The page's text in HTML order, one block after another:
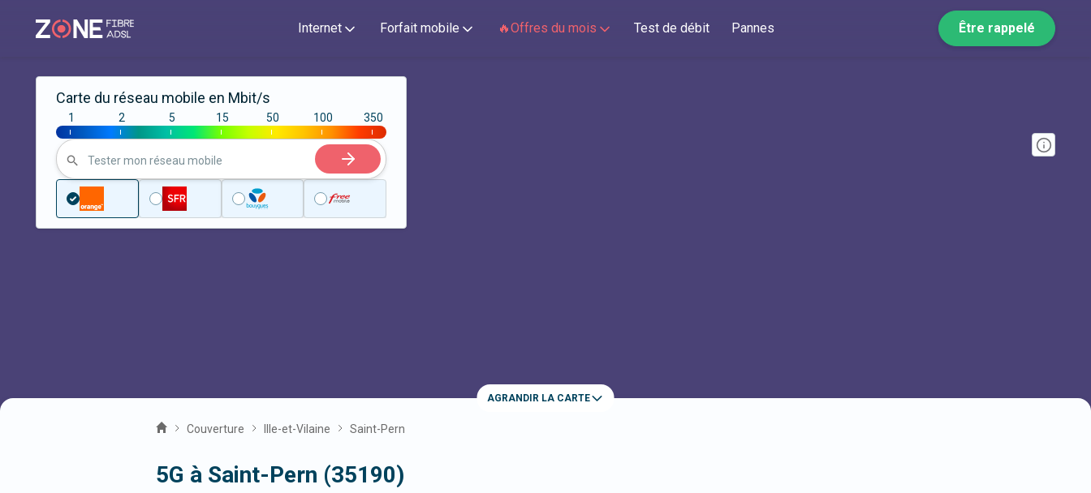
Internet Forfait mobile 🔥Offres du mois Test de débit Pannes Être rappelé
Carte du réseau mobile en Mbit/s
|
1
|
2
|
5
|
15
|
50
|
100
|
350
Tester mon réseau mobile
AGRANDIR LA CARTE
Couverture Ille-et-Vilaine Saint-Pern
5G à Saint-Pern (35190)